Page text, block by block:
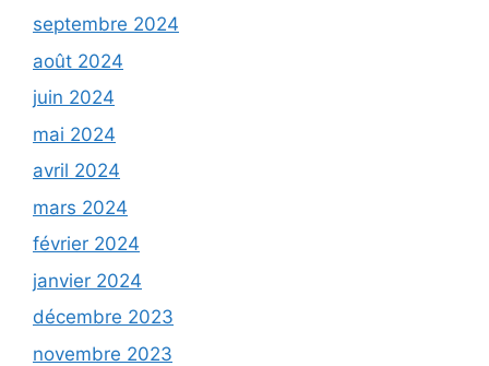
septembre 2024
août 2024
juin 2024
mai 2024
avril 2024
mars 2024
février 2024
janvier 2024
décembre 2023
novembre 2023